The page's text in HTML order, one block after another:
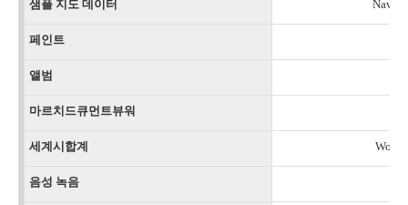
샘플 지도 데이터 Navin'
페인트
앨범
마르치드큐먼트뷰워
세계시합계 World
음성 녹음